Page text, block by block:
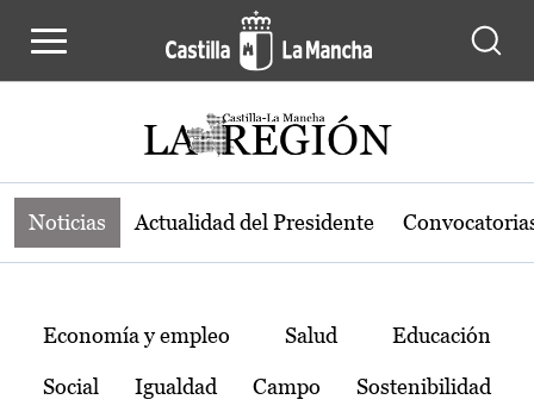
Noticias de la región de Castilla-La
Noticias Actualidad del Presidente
Temas
Economía y empleo Salud Educación
Social Igualdad Campo Sostenibilidad